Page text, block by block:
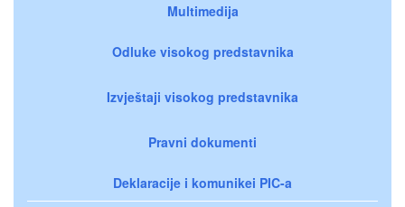
Multimedija
Odluke visokog predstavnika
Izvještaji visokog predstavnika
Pravni dokumenti
Deklaracije i komunikei PIC-a